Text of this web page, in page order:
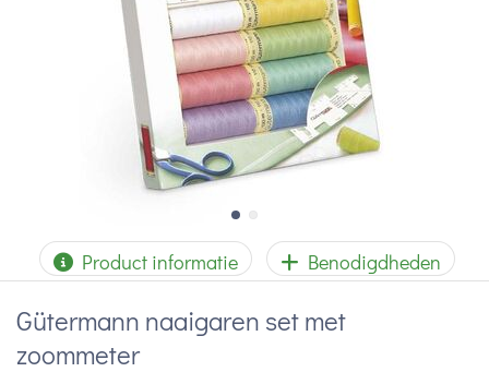
Product informatie Benodigdheden
Gütermann naaigaren set met
zoommeter